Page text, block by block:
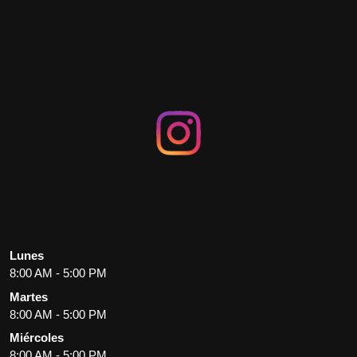
Lunes
8:00 AM - 5:00 PM
Martes
8:00 AM - 5:00 PM
Miércoles